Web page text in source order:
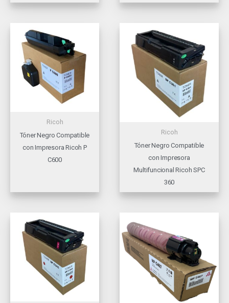
Ricoh
Tóner Negro Compatible
con Impresora Ricoh P
C600
Ricoh
Tóner Negro Compatible
con Impresora
Multifuncional Ricoh SPC
360